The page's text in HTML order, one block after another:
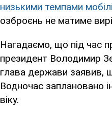
низькими темпами
озброєнь не матиме
Нагадаємо, що під час
президент Володимир
глава держави заявив,
Водночас заплановано
віку.